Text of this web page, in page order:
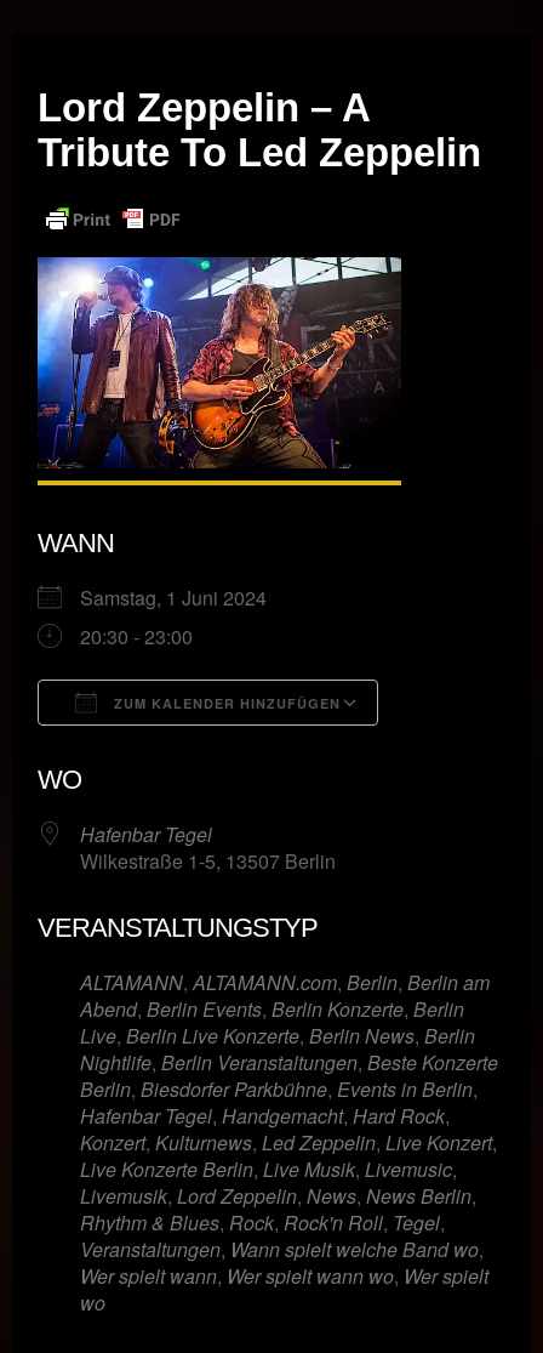
Lord Zeppelin – A
Tribute To Led Zeppelin
WANN
Samstag, 1 Juni 2024
20:30 - 23:00
ZUM KALENDER HINZUFÜGEN
WO
Hafenbar Tegel
Wilkestraße 1-5, 13507 Berlin
VERANSTALTUNGSTYP
ALTAMANN,ALTAMANN.com, Berlin, Berlin am
Abend, Berlin Events, Berlin Konzerte, Berlin
Live, Berlin Live Konzerte, Berlin News, Berlin
Nightlife, Berlin Veranstaltungen, Beste Konzerte
Berlin, Biesdorfer Parkbühne, Events in Berlin,
Hafenbar Tegel, Handgemacht, Hard Rock,
Konzert, Kulturnews, Led Zeppelin, Live Konzert,
Live Konzerte Berlin, Live Musik, Livemusic,
Livemusik, Lord Zeppelin, News, News Berlin,
Rhythm & Blues, Rock, Rock'n Roll, Tegel,
Veranstaltungen, Wann spielt welche Band wo,
Wer spielt wann, Wer spielt wann wo, Wer spielt
wo